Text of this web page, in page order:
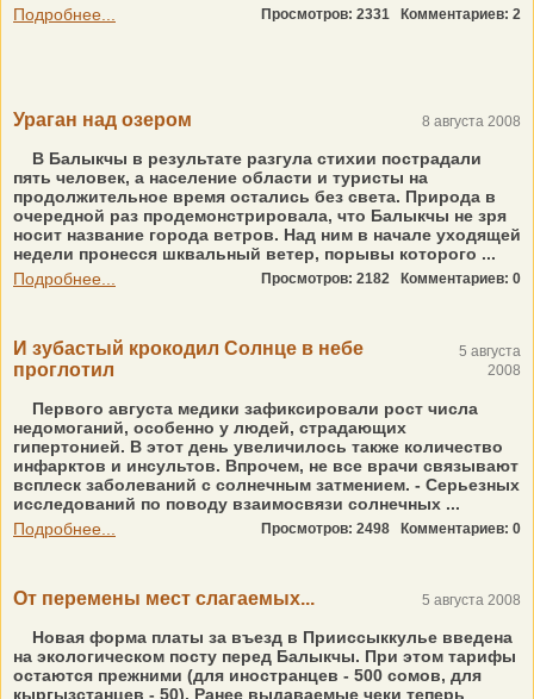
Подробнее...
Просмотров: 2331 Комментариев: 2
Ураган над озером 8 августа 2008
В Балыкчы в результате разгула стихии пострадали
пять человек, а население области и туристы на
продолжительное время остались без света. Природа в
очередной раз продемонстрировала, что Балыкчы не зря
носит название города ветров. Над ним в начале уходящей
недели пронесся шквальный ветер, порывы которого ...
Подробнее...
Просмотров: 2182 Комментариев: 0
И зубастый крокодил Солнце в небе
проглотил
5 августа
2008
Первого августа медики зафиксировали рост числа
недомоганий, особенно у людей, страдающих
гипертонией. В этот день увеличилось также количество
инфарктов и инсультов. Впрочем, не все врачи связывают
всплеск заболеваний с солнечным затмением. - Серьезных
исследований по поводу взаимосвязи солнечных ...
Подробнее...
Просмотров: 2498 Комментариев: 0
От перемены мест слагаемых... 5 августа 2008
Новая форма платы за въезд в Прииссыккулье введена
на экологическом посту перед Балыкчы. При этом тарифы
остаются прежними (для иностранцев - 500 сомов, для
кыргызстанцев - 50). Ранее выдаваемые чеки теперь